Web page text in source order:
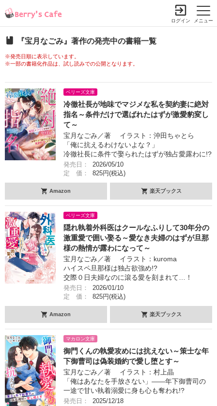
メニュー
ログイン
『宝月なごみ』著作の発売中の書籍一覧
※発売日順に表示しています。
※一部の書籍化作品は、試し読みでの公開となります。
ベリーズ文庫
冷徹社長が地味でマジメな私を契約妻に絶対
指名～条件だけで選ばれたはずが激愛豹変し
て～
宝月なごみ／著 イラスト：沖田ちゃとら
「俺に抗えるわけないよな？」
冷徹社長に条件で娶られたはずが独占愛露わに!?
発売日：
2026/05/10
定 価：
825円(税込)
Amazon 楽天ブックス
ベリーズ文庫
隠れ執着外科医はクールなふりして30年分の
激重愛で囲い娶る～愛なき夫婦のはずが旦那
様の熱情が露わになって～
宝月なごみ／著 イラスト：kuroma
ハイスペ旦那様は独占欲強め!?
交際０日夫婦なのに滾る愛を刻まれて…！
発売日：
2026/01/10
定 価：
825円(税込)
Amazon 楽天ブックス
マカロン文庫
御門くんの執愛攻めには抗えない～策士な年
下御曹司は偽装婚約で愛し堕とす～
宝月なごみ／著 イラスト：村上晶
「俺はあなたを手放さない」――年下御曹司の
一途で甘い執着溺愛に身も心も奪われ!?
発売日： 2025/12/18